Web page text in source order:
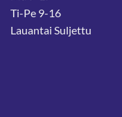
Ti-Pe 9-16
Lauantai Suljettu